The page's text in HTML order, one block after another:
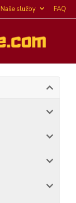
Naše služby FAQ